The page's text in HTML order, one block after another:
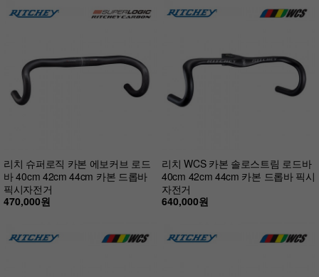
리치 슈퍼로직 카본 에보커브 로드
바 40cm 42cm 44cm 카본 드롭바
픽시자전거
470,000원
리치 WCS 카본 솔로스트림 로드바
40cm 42cm 44cm 카본 드롭바 픽시
자전거
640,000원